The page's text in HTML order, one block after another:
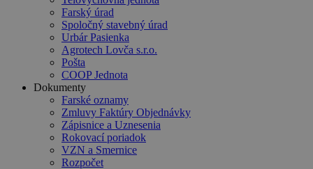
Farský úrad
Spoločný stavebný úrad
Urbár Pasienka
Agrotech Lovča s.r.o.
Pošta
COOP Jednota
Dokumenty
Farské oznamy
Zmluvy Faktúry Objednávky
Zápisnice a Uznesenia
Rokovací poriadok
VZN a Smernice
Rozpočet